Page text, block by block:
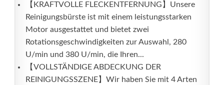
【KRAFTVOLLE FLECKENTFERNUNG】Unsere
Reinigungsbürste ist mit einem leistungsstarken
Motor ausgestattet und bietet zwei
Rotationsgeschwindigkeiten zur Auswahl, 280
U/min und 380 U/min, die Ihren...
【VOLLSTÄNDIGE ABDECKUNG DER
REINIGUNGSSZENE】Wir haben Sie mit 4 Arten